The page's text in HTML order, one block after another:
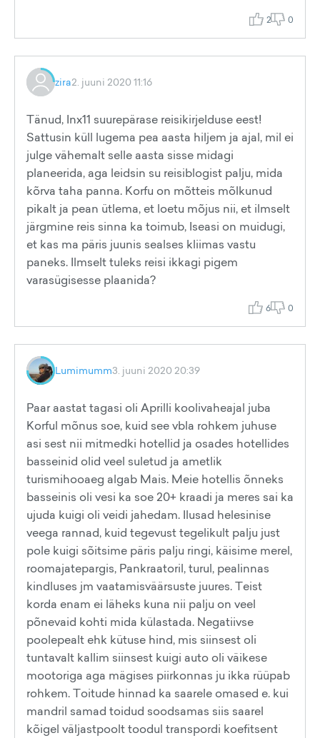
2 0
zira2. juuni 2020 11:16
Tänud, Inx11 suurepärase reisikirjelduse eest!
Sattusin küll lugema pea aasta hiljem ja ajal, mil ei
julge vähemalt selle aasta sisse midagi
planeerida, aga leidsin su reisiblogist palju, mida
kõrva taha panna. Korfu on mõtteis mõlkunud
pikalt ja pean ütlema, et loetu mõjus nii, et ilmselt
järgmine reis sinna ka toimub, Iseasi on muidugi,
et kas ma päris juunis sealses kliimas vastu
paneks. Ilmselt tuleks reisi ikkagi pigem
varasügisesse plaanida?
6 0
Lumimumm3. juuni 2020 20:39
Paar aastat tagasi oli Aprilli koolivaheajal juba
Korful mõnus soe, kuid see vbla rohkem juhuse
asi sest nii mitmedki hotellid ja osades hotellides
basseinid olid veel suletud ja ametlik
turismihooaeg algab Mais. Meie hotellis õnneks
basseinis oli vesi ka soe 20+ kraadi ja meres sai ka
ujuda kuigi oli veidi jahedam. Ilusad helesinise
veega rannad, kuid tegevust tegelikult palju just
pole kuigi sõitsime päris palju ringi, käisime merel,
roomajatepargis, Pankraatoril, turul, pealinnas
kindluses jm vaatamisväärsuste juures. Teist
korda enam ei läheks kuna nii palju on veel
põnevaid kohti mida külastada. Negatiivse
poolepealt ehk kütuse hind, mis siinsest oli
tuntavalt kallim siinsest kuigi auto oli väikese
mootoriga aga mägises piirkonnas ju ikka rüüpab
rohkem. Toitude hinnad ka saarele omased e. kui
mandril samad toidud soodsamas siis saarel
kõigel väljastpoolt toodul transpordi koefitsent